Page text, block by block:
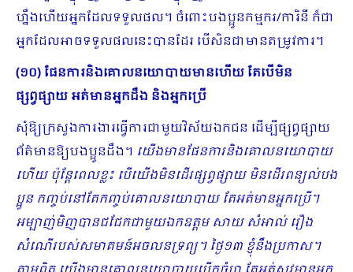
ហ្នឹងហើយអ្នកដែលទទួលផល។ ចំពោះបងប្អូនកម្មករ/ការិនី ក៏ជា
អ្នកដែលអាចទទួលផលនេះបានដែរ បើសិនជាមានតម្រូវការ។
(១០) ផែនការនិងគោលនយោបាយមានហើយ​ តែបើមិន
ផ្សព្វផ្សាយ អត់មានអ្នកដឹង និងអ្នកប្រើ
សុំឱ្យក្រសួងការងារធ្វើការជាមួយវិស័យឯកជន ដើម្បីផ្សព្វផ្សាយ
ព័ត៌មានឱ្យបងប្អូនដឹង។ យើងមានផែនការនិងគោលនយោបាយ
ហើយ ប៉ុន្តែពេលខ្លះ បើយើងមិនដើរផ្សព្វផ្សាយ មិនដើរពន្យល់បង
ប្អូន កញ្ចប់នៅតែកញ្ចប់គោលនយោបាយ តែអត់មានអ្នកប្រើ។
អម្បាញ់មិញបានជជែកជាមួយឯកឧត្តម សាយ សំអាល់ រឿង
សំណើរបស់សមាគមន៍អចលនទ្រព្យ។ ថ្ងៃ១៣ ខ្ញុំនឹងប្រកាស។